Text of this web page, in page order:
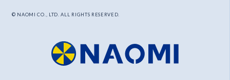
© NAOMI CO., LTD. ALL RIGHTS RESERVED.